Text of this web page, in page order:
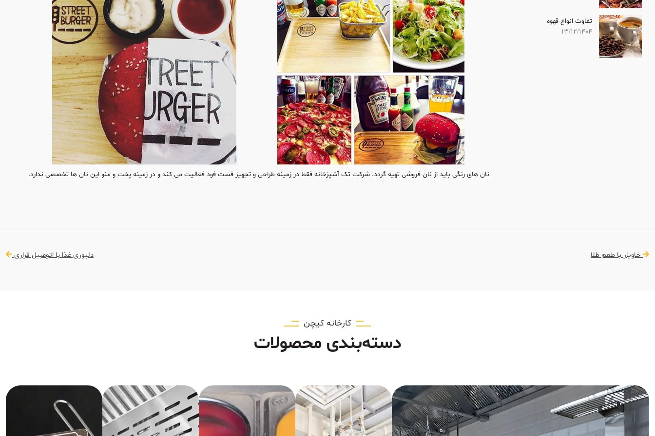
تفاوت انواع قهوه
13/12/1404
نان های رنگی باید از نان فروشی تهیه گردد. شرکت تک آشپزخانه فقط در زمینه طراحی و تجهیز فست فود فعالیت می کند و در زمینه پخت و منو این نان ها تخصصی ندارد.
خاویار با طعم طلا دلیوری غذا با اتومبیل فراری
کارخانه کیچن
دسته‌بندی محصولات